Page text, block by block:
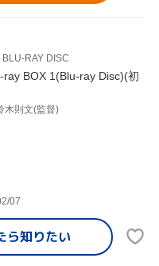
BLU-RAY DISC
ray BOX 1(Blu-ray Disc)(初
木則文(監督)
07
ら知りたい